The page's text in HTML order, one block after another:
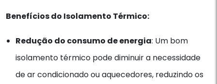
Benefícios do Isolamento Térmico:
Redução do consumo de energia: Um bom
isolamento térmico pode diminuir a necessidade
de ar condicionado ou aquecedores, reduzindo os